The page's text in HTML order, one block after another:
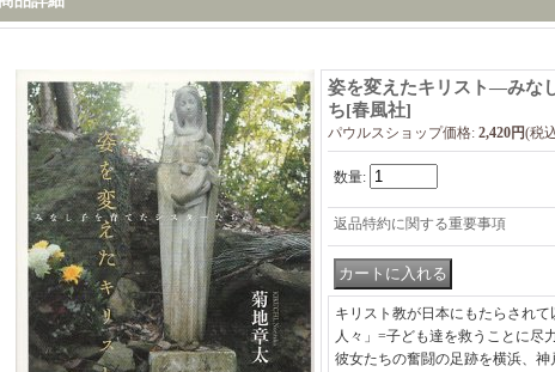
姿を変えたキリスト―みな
ち[春風社]
パウルスショップ価格: 2,420円(税
数量:
返品特約に関する重要事項
キリスト教が日本にもたらされ
人々」=子ども達を救うことに尽
彼女たちの奮闘の足跡を横浜、